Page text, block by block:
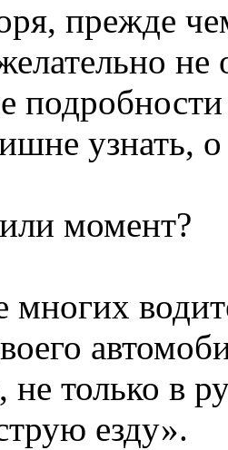
прежде
узнать,
момент?
многих
только в
езду».